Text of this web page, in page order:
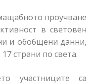
проучване
в световен
и обобщени данни,
страни по света.
участниците са